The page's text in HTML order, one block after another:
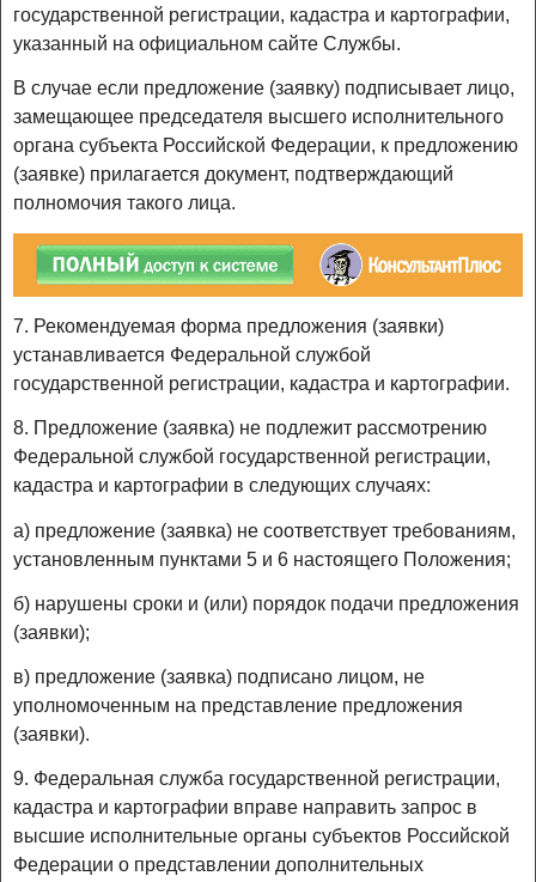
государственной регистрации, кадастра и картографии,
указанный на официальном сайте Службы.
В случае если предложение (заявку) подписывает лицо,
замещающее председателя высшего исполнительного
органа субъекта Российской Федерации, к предложению
(заявке) прилагается документ, подтверждающий
полномочия такого лица.
7. Рекомендуемая форма предложения (заявки)
устанавливается Федеральной службой
государственной регистрации, кадастра и картографии.
8. Предложение (заявка) не подлежит рассмотрению
Федеральной службой государственной регистрации,
кадастра и картографии в следующих случаях:
а) предложение (заявка) не соответствует требованиям,
установленным пунктами 5 и 6 настоящего Положения;
б) нарушены сроки и (или) порядок подачи предложения
(заявки);
в) предложение (заявка) подписано лицом, не
уполномоченным на представление предложения
(заявки).
9. Федеральная служба государственной регистрации,
кадастра и картографии вправе направить запрос в
высшие исполнительные органы субъектов Российской
Федерации о представлении дополнительных